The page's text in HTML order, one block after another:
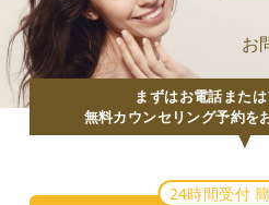
お
まずはお電話また
無料カウンセリング予約を
24時間受付